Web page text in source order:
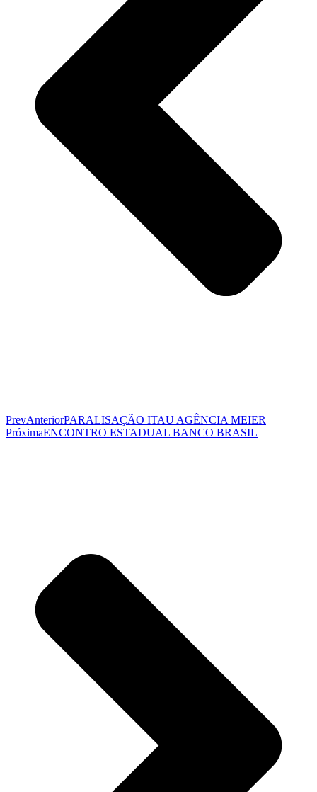
PrevAnteriorPARALISAÇÃO ITAU AGÊNCIA MEIER
PróximaENCONTRO ESTADUAL BANCO BRASIL